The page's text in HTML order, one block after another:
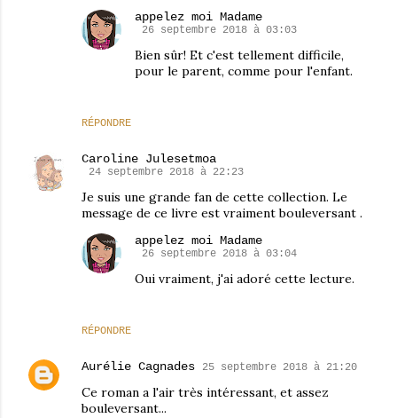
RÉPONDRE
appelez moi Madame
26 septembre 2018 à 03:03
Bien sûr! Et c'est tellement difficile,
pour le parent, comme pour l'enfant.
Caroline Julesetmoa
24 septembre 2018 à 22:23
Je suis une grande fan de cette collection. Le
message de ce livre est vraiment bouleversant .
RÉPONDRE
appelez moi Madame
26 septembre 2018 à 03:04
Oui vraiment, j'ai adoré cette lecture.
Aurélie Cagnades 25 septembre 2018 à 21:20
Ce roman a l'air très intéressant, et assez
bouleversant...